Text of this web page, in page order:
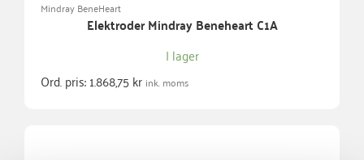
Mindray BeneHeart
Elektroder Mindray Beneheart C1A
I lager
Ord. pris:1.868,75kr ink. moms